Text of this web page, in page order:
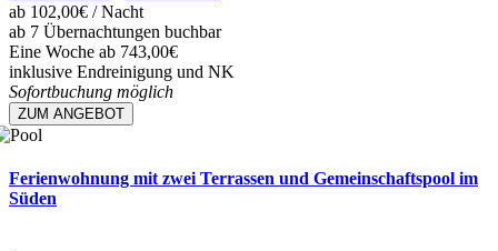
ab 102,00€ / Nacht
ab 7 Übernachtungen buchbar
Eine Woche ab 743,00€
inklusive Endreinigung und NK
Sofortbuchung möglich
ZUM ANGEBOT
Ferienwohnung mit zwei Terrassen und Gemeinschaftspool im
Süden